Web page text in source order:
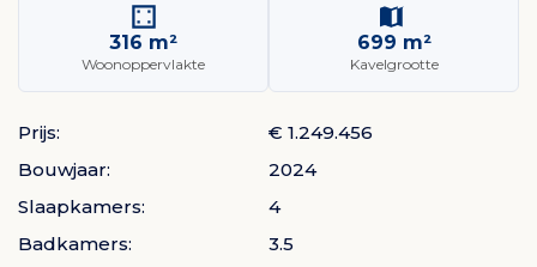
316 m²
Woonoppervlakte
699 m²
Kavelgrootte
Prijs:
€ 1.249.456
Bouwjaar:
2024
Slaapkamers:
4
Badkamers:
3.5